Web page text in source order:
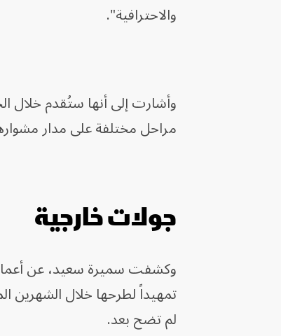
والاحترافية".
وأشارت إلى أنها ستُقدم خلال
مراحل مختلفة على مدار
جولات خارجية
وكشفت سميرة سعيد، عن
تمهيداً لطرحها خلال الشهرين
لم تضح بعد.